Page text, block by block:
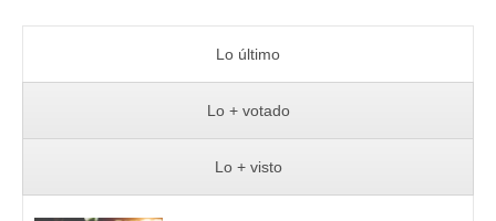
Lo último
Lo + votado
Lo + visto